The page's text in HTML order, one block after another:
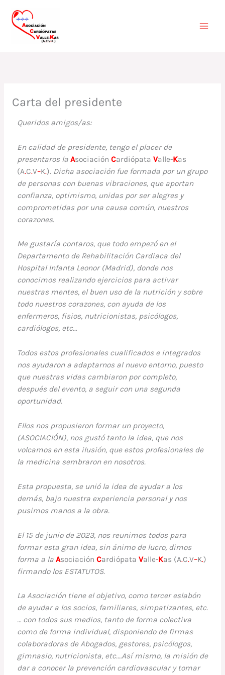
contenido
Carta del presidente
Queridos amigos/as:
En calidad de presidente, tengo el placer de
presentaros la Asociación Cardiópata Valle-Kas
(A.C.V–K.). Dicha asociación fue formada por un grupo
de personas con buenas vibraciones, que aportan
confianza, optimismo, unidas por ser alegres y
comprometidas por una causa común, nuestros
corazones.
Me gustaría contaros, que todo empezó en el
Departamento de Rehabilitación Cardiaca del
Hospital Infanta Leonor (Madrid), donde nos
conocimos realizando ejercicios para activar
nuestras mentes, el buen uso de la nutrición y sobre
todo nuestros corazones, con ayuda de los
enfermeros, fisios, nutricionistas, psicólogos,
cardiólogos, etc…
Todos estos profesionales cualificados e integrados
nos ayudaron a adaptarnos al nuevo entorno, puesto
que nuestras vidas cambiaron por completo,
después del evento, a seguir con una segunda
oportunidad.
Ellos nos propusieron formar un proyecto,
(ASOCIACIÓN), nos gustó tanto la idea, que nos
volcamos en esta ilusión, que estos profesionales de
la medicina sembraron en nosotros.
Esta propuesta, se unió la idea de ayudar a los
demás, bajo nuestra experiencia personal y nos
pusimos manos a la obra.
El 15 de junio de 2023, nos reunimos todos para
formar esta gran idea, sin ánimo de lucro, dimos
forma a la Asociación Cardiópata Valle-Kas (A.C.V–K.)
firmando los ESTATUTOS.
La Asociación tiene el objetivo, como tercer eslabón
de ayudar a los socios, familiares, simpatizantes, etc.
… con todos sus medios, tanto de forma colectiva
como de forma individual, disponiendo de firmas
colaboradoras de Abogados, gestores, psicólogos,
gimnasio, nutricionista, etc.…Así mismo, la misión de
dar a conocer la prevención cardiovascular y tomar